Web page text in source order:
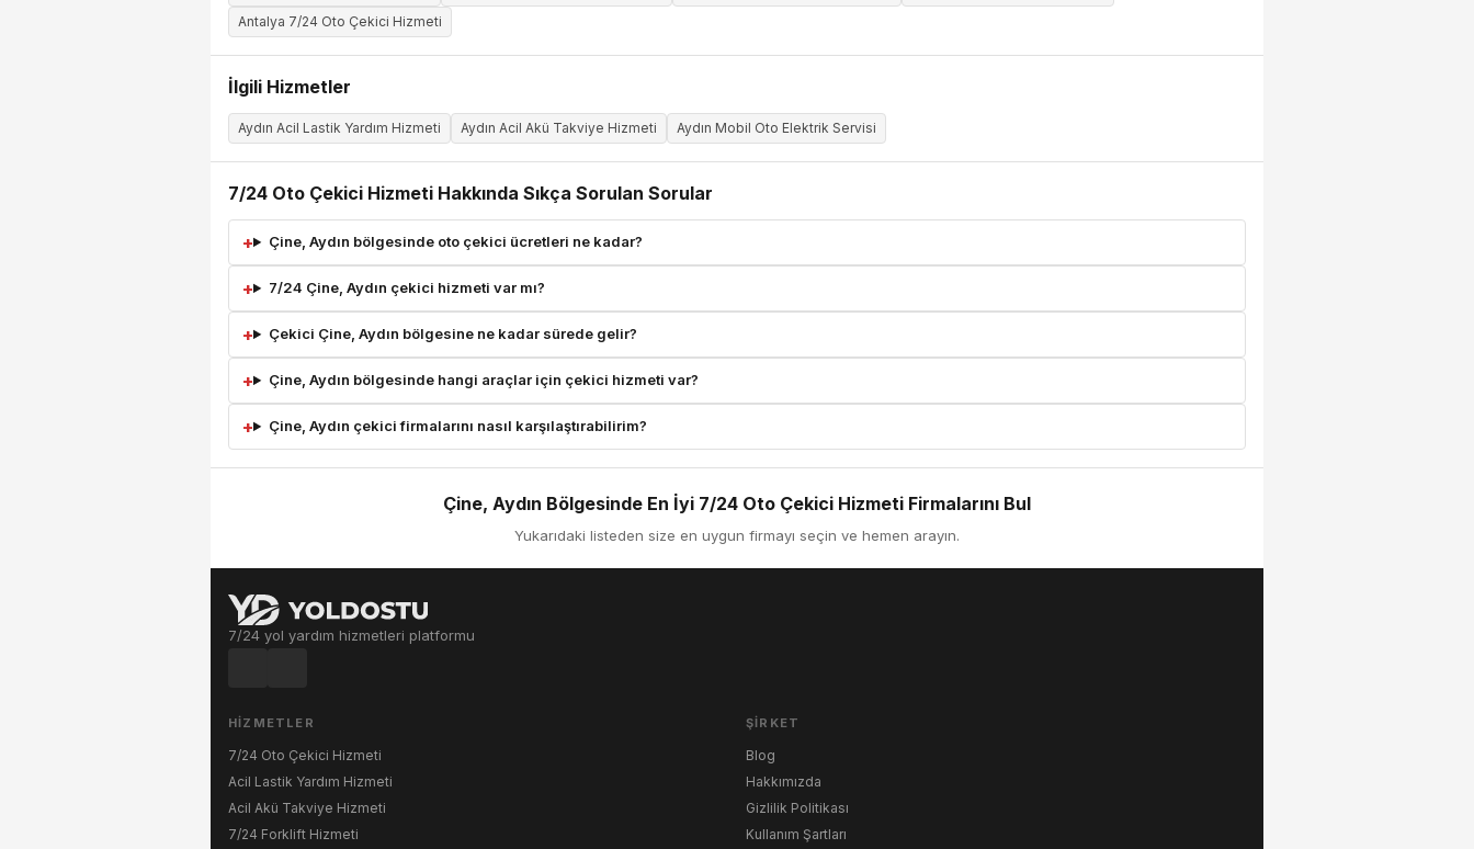
Antalya 7/24 Oto Çekici Hizmeti
İlgili Hizmetler
Aydın Acil Lastik Yardım Hizmeti Aydın Acil Akü Takviye Hizmeti Aydın Mobil Oto Elektrik Servisi
7/24 Oto Çekici Hizmeti Hakkında Sıkça Sorulan Sorular
Çine, Aydın bölgesinde oto çekici ücretleri ne kadar?
7/24 Çine, Aydın çekici hizmeti var mı?
Çekici Çine, Aydın bölgesine ne kadar sürede gelir?
Çine, Aydın bölgesinde hangi araçlar için çekici hizmeti var?
Çine, Aydın çekici firmalarını nasıl karşılaştırabilirim?
Çine, Aydın Bölgesinde En İyi 7/24 Oto Çekici Hizmeti Firmalarını Bul
Yukarıdaki listeden size en uygun firmayı seçin ve hemen arayın.
7/24 yol yardım hizmetleri platformu
HIZMETLER
7/24 Oto Çekici Hizmeti
Acil Lastik Yardım Hizmeti
Acil Akü Takviye Hizmeti
7/24 Forklift Hizmeti
ŞIRKET
Blog
Hakkımızda
Gizlilik Politikası
Kullanım Şartları